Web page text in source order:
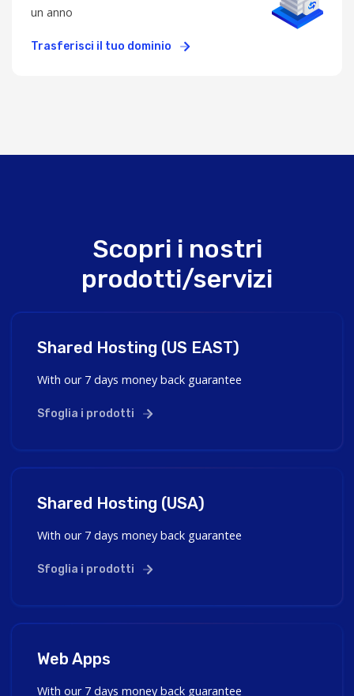
un anno
Trasferisci il tuo dominio
Scopri i nostri
prodotti/servizi
Shared Hosting (US EAST)
With our 7 days money back guarantee
Sfoglia i prodotti
Shared Hosting (USA)
With our 7 days money back guarantee
Sfoglia i prodotti
Web Apps
With our 7 days money back guarantee